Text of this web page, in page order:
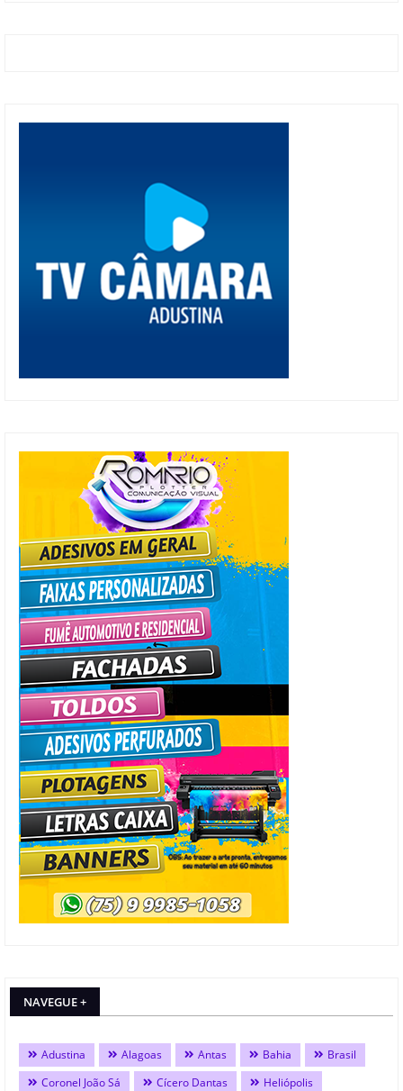
NAVEGUE +
Adustina Alagoas Antas Bahia
Brasil
Coronel João Sá
Cícero Dantas
Heliópolis